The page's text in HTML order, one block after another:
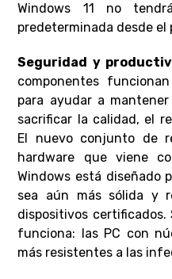
Windows 11 no
predeterminada desde el
Seguridad y
componentes
para ayudar a
sacrificar la calidad, el
El nuevo conjunto de
hardware que viene
Windows está diseñado
sea aún más sólida y
dispositivos certificados.
funciona: las PC con
más resistentes a las